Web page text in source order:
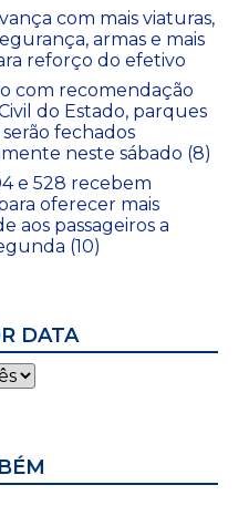
com mais viaturas,
armas e mais
reforço do efetivo
com recomendação
do Estado, parques
fechados
neste sábado (8)
e 528 recebem
oferecer mais
aos passageiros a
(10)
DATA